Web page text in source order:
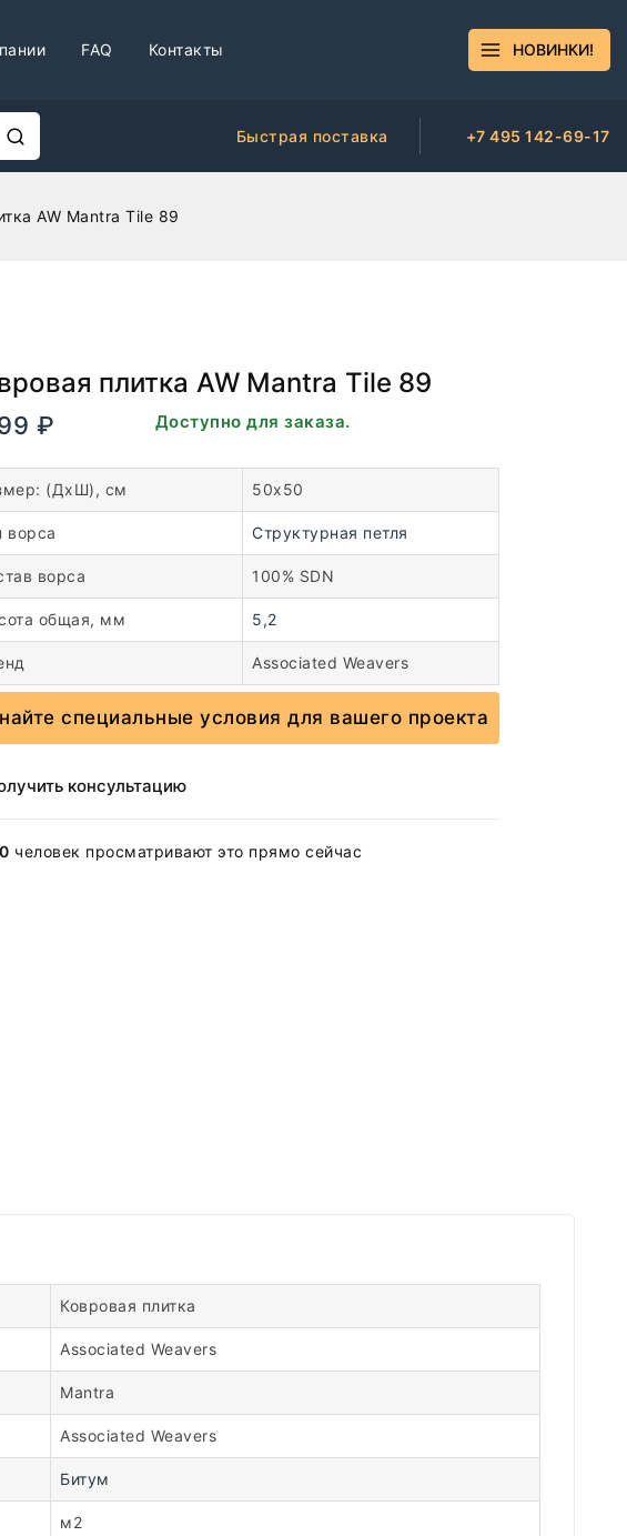
FAQ Контакты НОВИНКИ!
Быстрая поставка +7 495 142-69-17
AW Mantra Tile 89
плитка AW Mantra Tile 89
₽ В наличии. Доступно для заказа.
(ДхШ), см 50х50
ворса Структурная петля
ворса 100% SDN
общая, мм 5,2
Associated Weavers
специальные условия для вашего проекта
консультацию
человек просматривают это прямо сейчас
Ковровая плитка
Associated Weavers
Mantra
Associated Weavers
Битум
м2